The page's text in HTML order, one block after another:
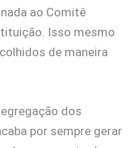
ao Comitê
Isso mesmo
de maneira
dos
por sempre gerar